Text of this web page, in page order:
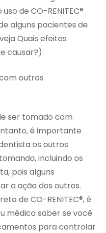
de CO-RENITEC®
alguns pacientes de
Quais efeitos
causar?)
outros
ser tomado com
é importante
os outros
incluindo os
pois alguns
a ação dos outros.
de CO-RENITEC®, é
médico saber se você
para controlar